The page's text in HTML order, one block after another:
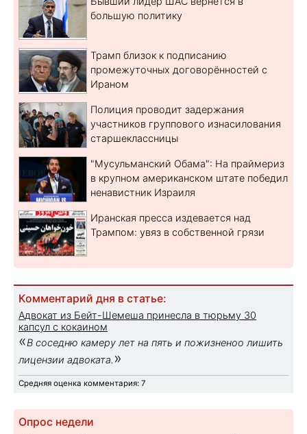
большую политику
Трамп близок к подписанию
промежуточных договорённостей с
Ираном
Полиция проводит задержания
участников группового изнасилования
старшеклассницы
"Мусульманский Обама": На праймериз
в крупном американском штате победил
ненавистник Израиля
Иранская пресса издевается над
Трампом: увяз в собственной грязи
Комментарий дня в статье:
Адвокат из Бейт-Шемеша принесла в тюрьму 30
капсул с кокаином
«В соседню камеру лет на пять и пожизненоо лишить
лицензии адвоката. »
Средняя оценка комментария: 7
Опрос недели